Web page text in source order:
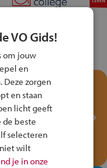
met het
Verkeersspel
fiets!
VO Gids!
om jouw
en
Deze zorgen
en staan
licht geeft
de beste
selecteren
wilt
je in onze